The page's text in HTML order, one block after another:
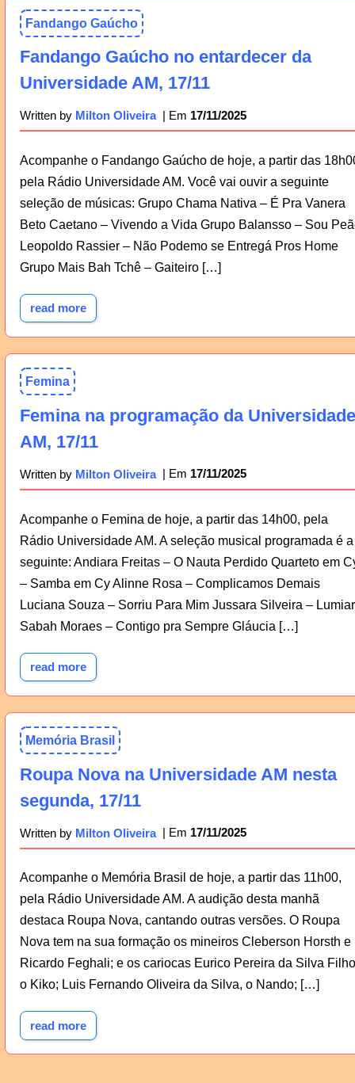
Fandango Gaúcho
Fandango Gaúcho no entardecer da
Universidade AM, 17/11
Written by Milton Oliveira 17/11/2025
Acompanhe o Fandango Gaúcho de hoje, a partir das
pela Rádio Universidade AM. Você vai ouvir a seguinte
seleção de músicas: Grupo Chama Nativa – É Pra Vanera
Beto Caetano – Vivendo a Vida Grupo Balansso – Sou
Leopoldo Rassier – Não Podemo se Entregá Pros Home
Grupo Mais Bah Tchê – Gaiteiro […]
read more
Femina
Femina na programação da Universidade
AM, 17/11
Written by Milton Oliveira 17/11/2025
Acompanhe o Femina de hoje, a partir das 14h00, pela
Rádio Universidade AM. A seleção musical programada é a
seguinte: Andiara Freitas – O Nauta Perdido Quarteto em
– Samba em Cy Alinne Rosa – Complicamos Demais
Luciana Souza – Sorriu Para Mim Jussara Silveira – Lumiar
Sabah Moraes – Contigo pra Sempre Gláucia […]
read more
Memória Brasil
Roupa Nova na Universidade AM nesta
segunda, 17/11
Written by Milton Oliveira 17/11/2025
Acompanhe o Memória Brasil de hoje, a partir das 11h00,
pela Rádio Universidade AM. A audição desta manhã
destaca Roupa Nova, cantando outras versões. O Roupa
Nova tem na sua formação os mineiros Cleberson Horsth e
Ricardo Feghali; e os cariocas Eurico Pereira da Silva
o Kiko; Luis Fernando Oliveira da Silva, o Nando; […]
read more